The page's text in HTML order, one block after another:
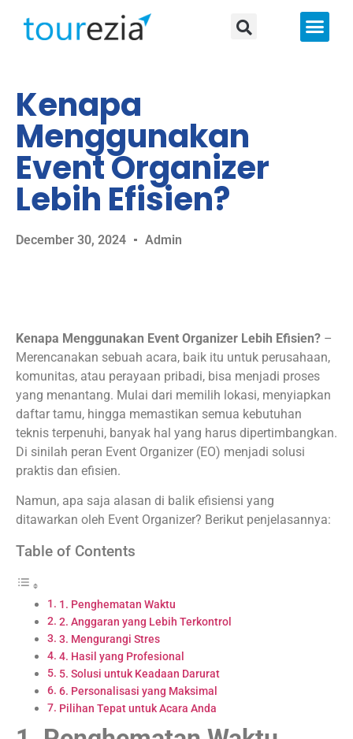
Kenapa
Menggunakan
Event Organizer
Lebih Efisien?
December 30, 2024 Admin
Kenapa Menggunakan Event Organizer Lebih Efisien? –
Merencanakan sebuah acara, baik itu untuk perusahaan,
komunitas, atau perayaan pribadi, bisa menjadi proses
yang menantang. Mulai dari memilih lokasi, menyiapkan
daftar tamu, hingga memastikan semua kebutuhan
teknis terpenuhi, banyak hal yang harus dipertimbangkan.
Di sinilah peran Event Organizer (EO) menjadi solusi
praktis dan efisien.
Namun, apa saja alasan di balik efisiensi yang
ditawarkan oleh Event Organizer? Berikut penjelasannya:
Table of Contents
1. Penghematan Waktu
2. Anggaran yang Lebih Terkontrol
3. Mengurangi Stres
4. Hasil yang Profesional
5. Solusi untuk Keadaan Darurat
6. Personalisasi yang Maksimal
Pilihan Tepat untuk Acara Anda